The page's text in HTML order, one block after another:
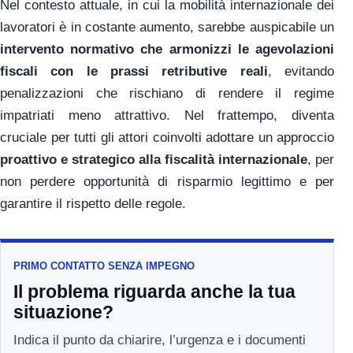
Nel contesto attuale, in cui la mobilità internazionale dei
lavoratori è in costante aumento, sarebbe auspicabile un
intervento normativo che armonizzi le agevolazioni
fiscali con le prassi retributive reali, evitando
penalizzazioni che rischiano di rendere il regime
impatriati meno attrattivo. Nel frattempo, diventa
cruciale per tutti gli attori coinvolti adottare un approccio
proattivo e strategico alla fiscalità internazionale, per
non perdere opportunità di risparmio legittimo e per
garantire il rispetto delle regole.
PRIMO CONTATTO SENZA IMPEGNO
Il problema riguarda anche la tua
situazione?
Indica il punto da chiarire, l’urgenza e i documenti